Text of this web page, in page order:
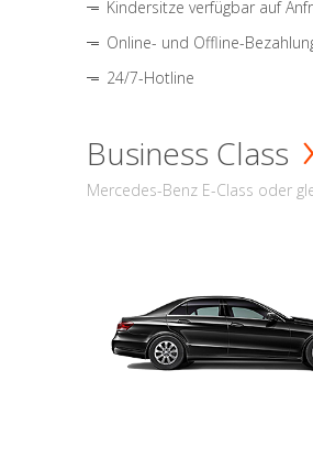
Kindersitze verfügbar auf
Online- und Offline-
24/7-Hotline
Business Class
Mercedes-Benz E-Class oder